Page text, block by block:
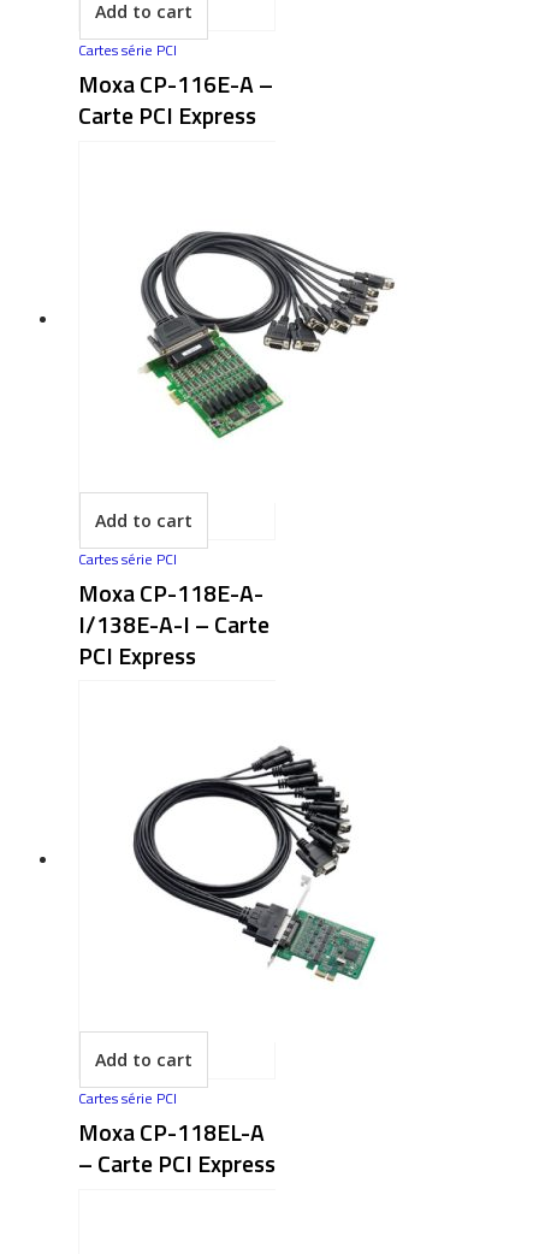
Add to cart
Cartes série PCI
Moxa CP-116E-A –
Carte PCI Express
Add to cart
Cartes série PCI
Moxa CP-118E-A-
I/138E-A-I – Carte
PCI Express
Add to cart
Cartes série PCI
Moxa CP-118EL-A
– Carte PCI Express